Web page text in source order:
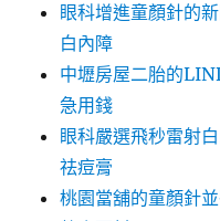
眼科增進童顏針的
白內障
中壢房屋二胎的
急用錢
眼科嚴選飛秒雷射
祛痘膏
桃園當舖的童顏針